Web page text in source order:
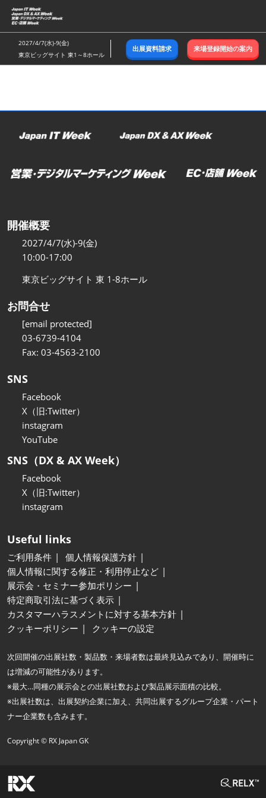
ス
キ
ッ
し
む
2027/4/7(水)-9(金)
東京ビッグサイト 東1～8ホール
出展資料請求 来場登録開始の案内
開催概要
2027/4/7(水)-9(金)
10:00-17:00
東京ビッグサイト 東 1-8ホール
お問合せ
[email protected]
03-6739-4104
Fax: 03-4563-2100
SNS
Facebook
X（旧:Twitter）
instagram
YouTube
SNS（DX & AX Week）
Facebook
X（旧:Twitter）
instagram
Useful links
ご利用条件
個人情報保護方針
個人情報に関する修正・利用停止など
展示会・セミナー参加ポリシー
特定商取引法に基づく表示
カスタマーハラスメントに対する基本方針
クッキーポリシー
クッキーの設定
次回開催の出展社数・製品数・来場者数は最終見込みであり、開催時に
は増減の可能性があります。
※最大…同種の展示会との出展社数および製品展示面積の比較。
※出展社数は、出展契約企業に加え、共同出展するグループ企業・パート
ナー企業数も含みます。
Copyright © RX Japan GK